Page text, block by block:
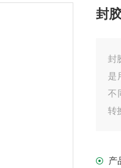
封
封
是
不
转
产